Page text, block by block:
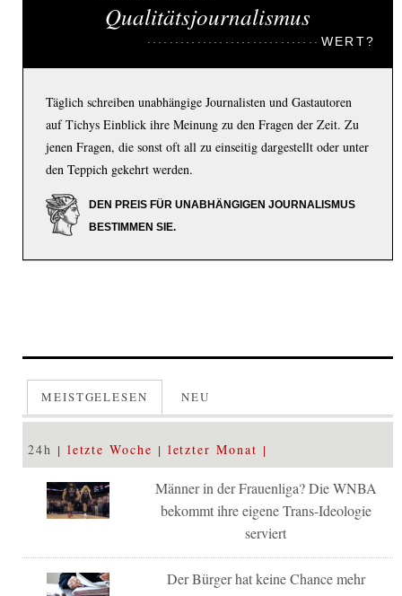
Qualitätsjournalismus
WERT?
Täglich schreiben unabhängige Journalisten und Gastautoren
auf Tichys Einblick ihre Meinung zu den Fragen der Zeit. Zu
jenen Fragen, die sonst oft all zu einseitig dargestellt oder unter
den Teppich gekehrt werden.
DEN PREIS FÜR UNABHÄNGIGEN JOURNALISMUS
BESTIMMEN SIE.
MEISTGELESEN NEU
24h letzte Woche letzter Monat
Männer in der Frauenliga? Die WNBA
bekommt ihre eigene Trans-Ideologie
serviert
Der Bürger hat keine Chance mehr